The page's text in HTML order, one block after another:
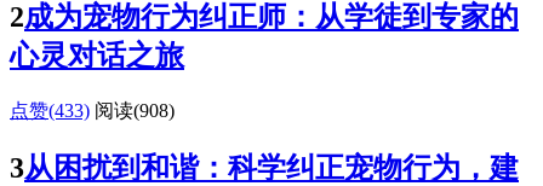
2成为宠物行为纠正师：从学徒到专家的
心灵对话之旅
点赞(433) 阅读(908)
3从困扰到和谐：科学纠正宠物行为，建